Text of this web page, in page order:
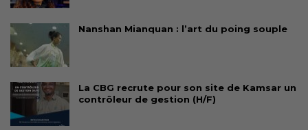
Nanshan Mianquan : l’art du poing souple
La CBG recrute pour son site de Kamsar un
contrôleur de gestion (H/F)